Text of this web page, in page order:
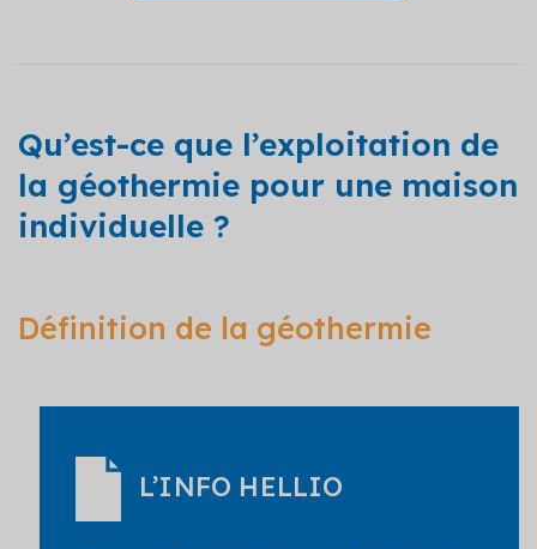
Qu’est-ce que l’exploitation de
la géothermie pour une maison
individuelle ?
Définition de la géothermie
L’INFO HELLIO